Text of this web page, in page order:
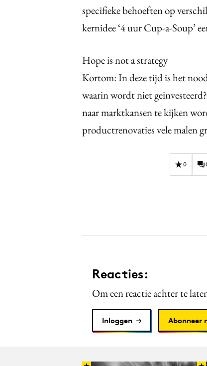
specifieke behoeften op
kernidee ‘4 uur Cup-a-Soup’
Hope is not a strategy
Kortom: In deze tijd is het
waarin wordt niet
naar marktkansen te kijken
productrenovaties vele malen
0
Reacties:
Om een reactie achter te
Inloggen Abonneer